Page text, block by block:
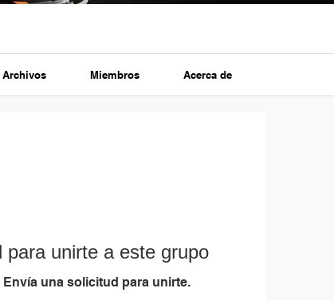
Archivos Miembros Acerca de
para unirte a este grupo
una solicitud para unirte.